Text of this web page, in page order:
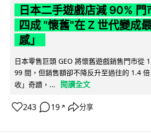
日本二手遊戲店減 90% 門
四成 "懷舊"在 Z 世代變成
感」
日本零售巨頭 GEO 將懷舊遊戲銷售門市從
99 間，但銷售額卻不降反升至過往的 1.4
收」奇蹟，...
閱讀全文
243 19 ↗ 分享